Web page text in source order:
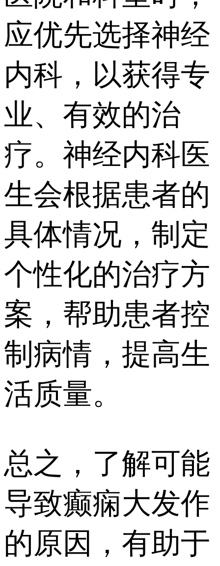
应优先选择神经
内科，以获得专
业、有效的治
疗。神经内科医
生会根据患者的
具体情况，制定
个性化的治疗方
案，帮助患者控
制病情，提高生
活质量。
总之，了解可能
导致癫痫大发作
的原因，有助于